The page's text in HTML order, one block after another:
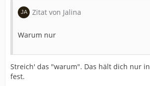
Zitat von Jalina
Warum nur
Streich' das "warum". Das hält dich nur
fest.